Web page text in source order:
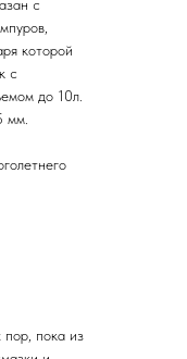
с
которой
с
до 10л.
мм.
пока из